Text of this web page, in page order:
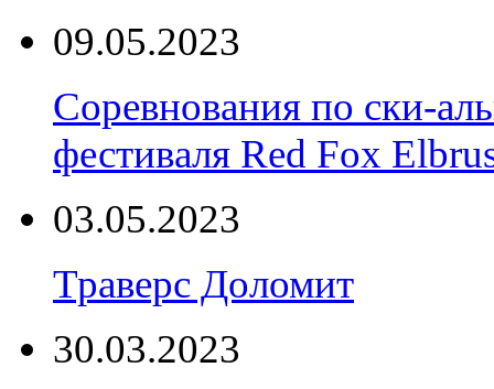
09.05.2023
Соревнования по ски-
фестиваля Red Fox
03.05.2023
Траверс Доломит
30.03.2023